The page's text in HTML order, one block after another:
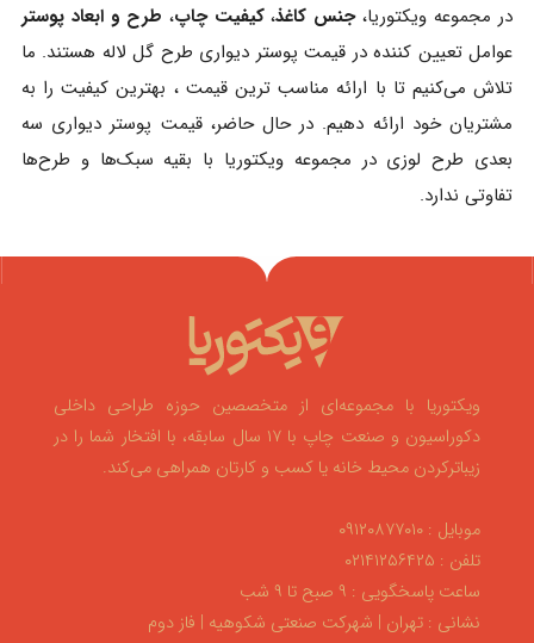
در مجموعه ویکتوریا،جنس کاغذ،کیفیت چاپ، طرح و ابعاد پوستر
عوامل تعیین کننده در قیمت پوستر دیواری طرح گل لاله هستند. ما
تلاش می‌کنیم تا با ارائه مناسب ترین قیمت ، بهترین کیفیت را به
مشتریان خود ارائه دهیم. در حال حاضر، قیمت پوستر دیواری سه
بعدی طرح لوزی در مجموعه ویکتوریا با بقیه سبک‌ها و طرح‌ها
تفاوتی ندارد.
ویکتوریا با مجموعه‌ای از متخصصین حوزه طراحی داخلی
دکوراسیون و صنعت چاپ با ۱۷ سال سابقه، با افتخار شما را در
زیباترکردن محیط خانه یا کسب و کارتان همراهی می‌کند.
موبایل : ۰۹۱۲۰۸۷۷۰۱۰
تلفن : ۰۲۱۴۱۲۵۶۴۲۵
ساعت پاسخگویی : ۹ صبح تا ۹ شب
نشانی : تهران | شهرکت صنعتی شکوهیه | فاز دوم